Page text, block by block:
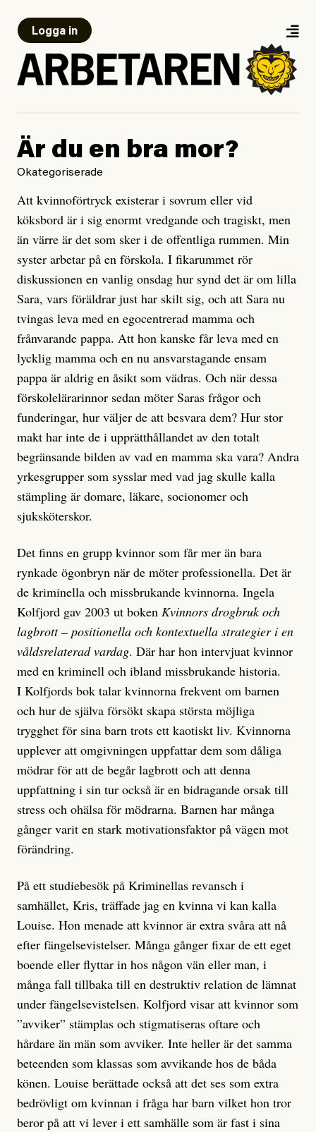
Logga in
Är du en bra mor?
Okategoriserade
Att kvinnoförtryck existerar i sovrum eller vid
köksbord är i sig enormt vredgande och tragiskt, men
än värre är det som sker i de offentliga rummen. Min
syster arbetar på en förskola. I fikarummet rör
diskussionen en vanlig onsdag hur synd det är om lilla
Sara, vars föräldrar just har skilt sig, och att Sara nu
tvingas leva med en egocentrerad mamma och
frånvarande pappa. Att hon kanske får leva med en
lycklig mamma och en nu ansvarstagande ensam
pappa är aldrig en åsikt som vädras. Och när dessa
förskolelärarinnor sedan möter Saras frågor och
funderingar, hur väljer de att besvara dem? Hur stor
makt har inte de i upprätthållandet av den totalt
begränsande bilden av vad en mamma ska vara? Andra
yrkesgrupper som sysslar med vad jag skulle kalla
stämpling är domare, läkare, socionomer och
sjuksköterskor.
Det finns en grupp kvinnor som får mer än bara
rynkade ögonbryn när de möter professionella. Det är
de kriminella och missbrukande kvinnorna. Ingela
Kolfjord gav 2003 ut boken Kvinnors drogbruk och
lagbrott – positionella och kontextuella strategier i en
våldsrelaterad vardag. Där har hon intervjuat kvinnor
med en kriminell och ibland missbrukande historia.
I Kolfjords bok talar kvinnorna frekvent om barnen
och hur de själva försökt skapa största möjliga
trygghet för sina barn trots ett kaotiskt liv. Kvinnorna
upplever att omgivningen uppfattar dem som dåliga
mödrar för att de begår lagbrott och att denna
uppfattning i sin tur också är en bidragande orsak till
stress och ohälsa för mödrarna. Barnen har många
gånger varit en stark motivationsfaktor på vägen mot
förändring.
På ett studiebesök på Kriminellas revansch i
samhället, Kris, träffade jag en kvinna vi kan kalla
Louise. Hon menade att kvinnor är extra svåra att nå
efter fängelsevistelser. Många gånger fixar de ett eget
boende eller flyttar in hos någon vän eller man, i
många fall tillbaka till en destruktiv relation de lämnat
under fängelsevistelsen. Kolfjord visar att kvinnor som
”avviker” stämplas och stigmatiseras oftare och
hårdare än män som avviker. Inte heller är det samma
beteenden som klassas som avvikande hos de båda
könen. Louise berättade också att det ses som extra
bedrövligt om kvinnan i fråga har barn vilket hon tror
beror på att vi lever i ett samhälle som är fast i sina